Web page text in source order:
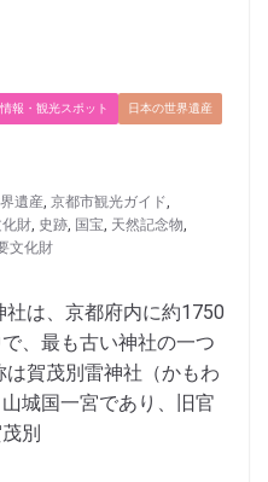
報・観光スポット 日本の世界遺産
遺産 京都市観光ガイド
財 史跡 国宝 天然記念物
文化財
は、京都府内に約1750
、最も古い神社の一つ
賀茂別雷神社（かもわ
城国一宮であり、旧官
別